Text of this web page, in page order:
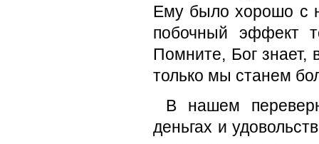
Ему было хорошо с
побочный эффект
Помните, Бог знает,
только мы станем
В нашем
деньгах и